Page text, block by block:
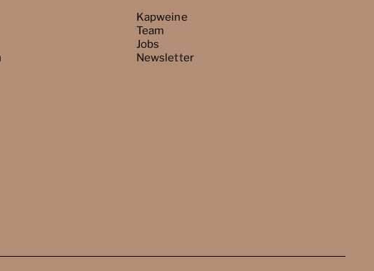
Kapweine
Team
Jobs
Newsletter